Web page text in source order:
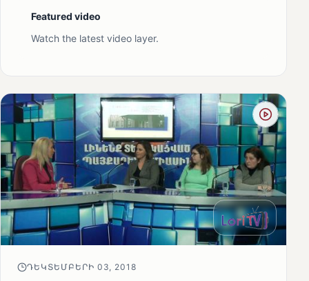
Featured video
Watch the latest video layer.
ԴԵԿՏԵՄԲԵՐԻ 03, 2018